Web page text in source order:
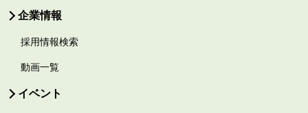
企業情報
採用情報検索
動画一覧
イベント